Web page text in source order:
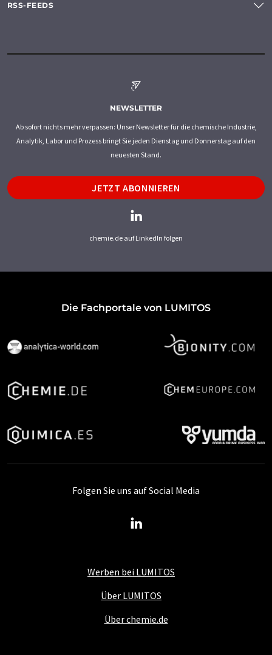
RSS-FEEDS
NEWSLETTER
Ab sofort nichts mehr verpassen: Unser Newsletter für die chemische Industrie,
Analytik, Labor und Prozess bringt Sie jeden Dienstag und Donnerstag auf den
neuesten Stand.
JETZT ABONNIEREN
chemie.de auf LinkedIn folgen
Die Fachportale von LUMITOS
Werben bei LUMITOS
Über LUMITOS
Über chemie.de
Folgen Sie uns auf Social Media